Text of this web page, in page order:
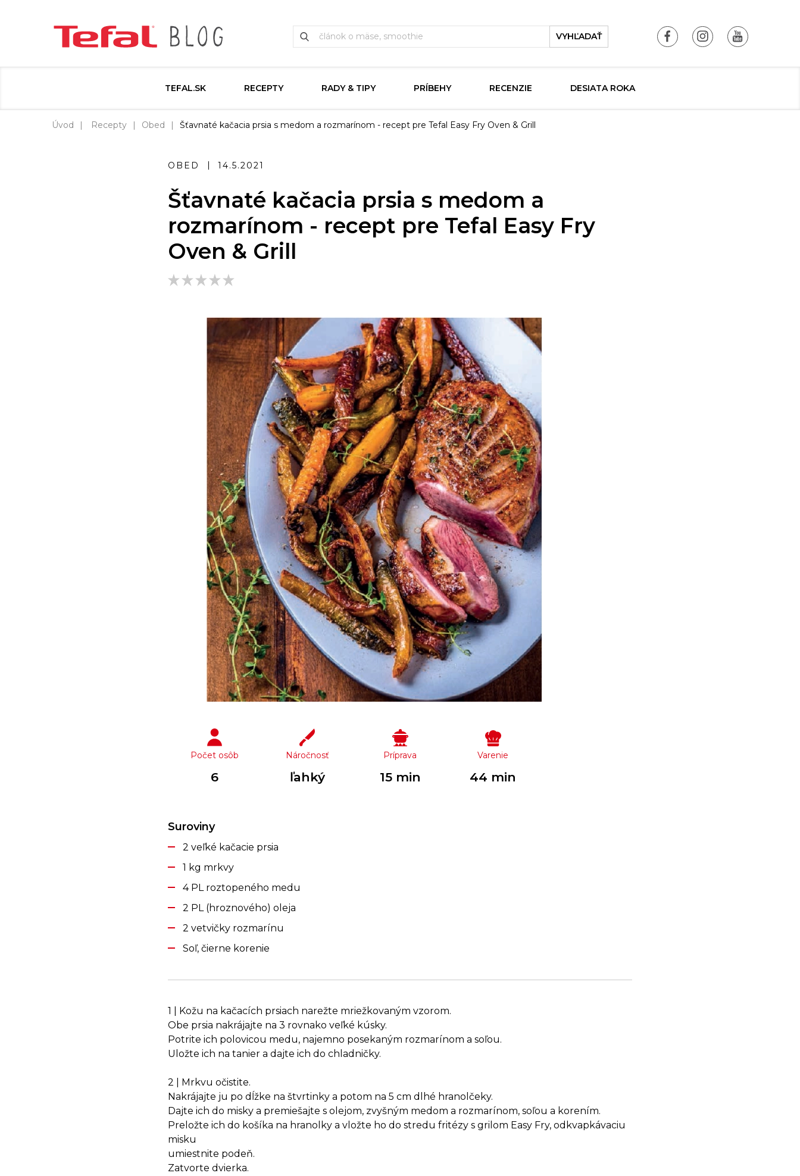
VYHĽADAŤ
TEFAL.SK RECEPTY RADY & TIPY PRÍBEHY RECENZIE DESIATA ROKA
Úvod Recepty Obed Šťavnaté kačacia prsia s medom a rozmarínom - recept pre Tefal Easy Fry Oven & Grill
OBED 14.5.2021
Šťavnaté kačacia prsia s medom a
rozmarínom - recept pre Tefal Easy Fry
Oven & Grill
Počet osôb
6
Náročnosť
ľahký
Príprava
15 min
Varenie
44 min
Suroviny
2 veľké kačacie prsia
1 kg mrkvy
4 PL roztopeného medu
2 PL (hroznového) oleja
2 vetvičky rozmarínu
Soľ, čierne korenie
1 | Kožu na kačacích prsiach narežte mriežkovaným vzorom.
Obe prsia nakrájajte na 3 rovnako veľké kúsky.
Potrite ich polovicou medu, najemno posekaným rozmarínom a soľou.
Uložte ich na tanier a dajte ich do chladničky.
2 | Mrkvu očistite.
Nakrájajte ju po dĺžke na štvrtinky a potom na 5 cm dlhé hranolčeky.
Dajte ich do misky a premiešajte s olejom, zvyšným medom a rozmarínom, soľou a korením.
Preložte ich do košíka na hranolky a vložte ho do stredu fritézy s grilom Easy Fry, odkvapkávaciu
misku
umiestnite podeň.
Zatvorte dvierka.